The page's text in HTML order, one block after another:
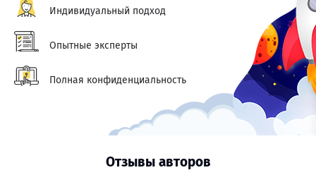
Индивидуальный подход
Опытные эксперты
Полная конфиденциальность
Отзывы авторов